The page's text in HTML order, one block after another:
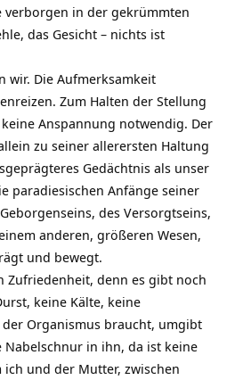
verborgen in der gekrümmten
das Gesicht – nichts ist
wir. Die Aufmerksamkeit
Zum Halten der Stellung
Anspannung notwendig. Der
zu seiner allerersten Haltung
Gedächtnis als unser
paradiesischen Anfänge seiner
des Versorgtseins,
anderen, größeren Wesen,
und bewegt.
Zufriedenheit, denn es gibt noch
keine Kälte, keine
Organismus braucht, umgibt
in ihn, da ist keine
und der Mutter, zwischen